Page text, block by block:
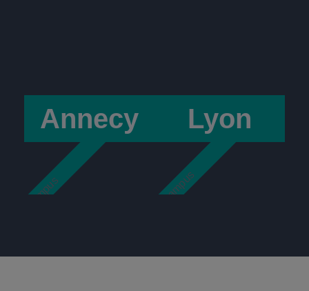
Annecy
ipso campus
Lyon
IPSO Campus